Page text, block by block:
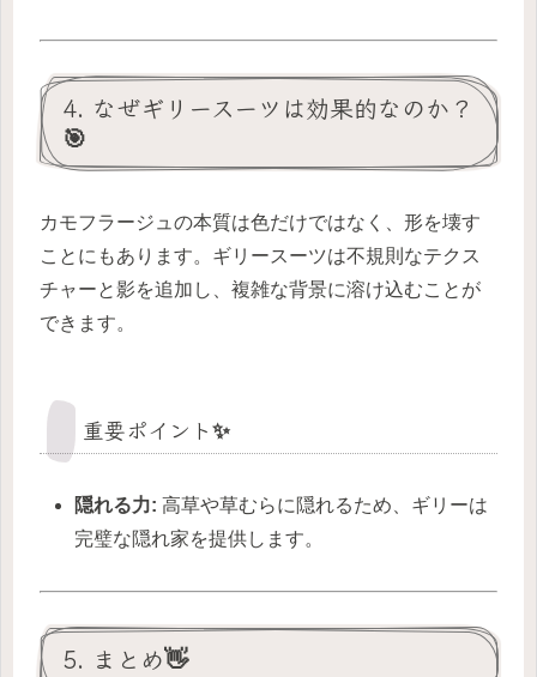
4. なぜギリースーツは効果的なのか？
🎯
カモフラージュの本質は色だけではなく、形を壊す
ことにもあります。ギリースーツは不規則なテクス
チャーと影を追加し、複雑な背景に溶け込むことが
できます。
重要ポイント✨
隠れる力: 高草や草むらに隠れるため、ギリーは
完璧な隠れ家を提供します。
5. まとめ👋